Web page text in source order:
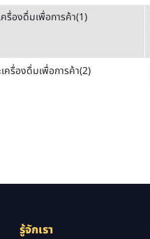
ครื่องดื่มเพื่อการค้า(1)
ครื่องดื่มเพื่อการค้า(2)
รู้จักเรา